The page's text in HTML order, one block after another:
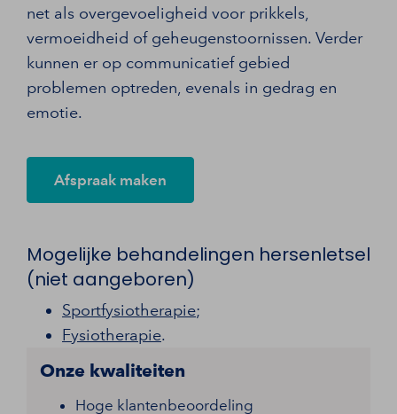
net als overgevoeligheid voor prikkels,
vermoeidheid of geheugenstoornissen. Verder
kunnen er op communicatief gebied
problemen optreden, evenals in gedrag en
emotie.
Afspraak maken
Mogelijke behandelingen hersenletsel
(niet aangeboren)
Sportfysiotherapie;
Fysiotherapie.
Onze kwaliteiten
Hoge klantenbeoordeling